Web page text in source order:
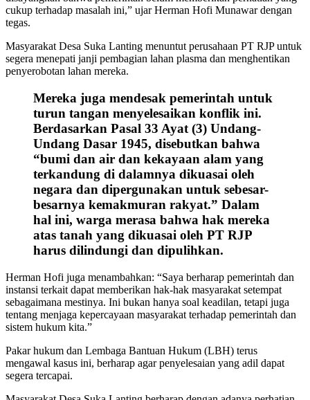
cukup terhadap masalah ini,” ujar Herman Hofi Munawar dengan
tegas.
Masyarakat Desa Suka Lanting menuntut perusahaan PT RJP untuk
segera menepati janji pembagian lahan plasma dan menghentikan
penyerobotan lahan mereka.
Mereka juga mendesak pemerintah untuk
turun tangan menyelesaikan konflik ini.
Berdasarkan Pasal 33 Ayat (3) Undang-
Undang Dasar 1945, disebutkan bahwa
“bumi dan air dan kekayaan alam yang
terkandung di dalamnya dikuasai oleh
negara dan dipergunakan untuk sebesar-
besarnya kemakmuran rakyat.” Dalam
hal ini, warga merasa bahwa hak mereka
atas tanah yang dikuasai oleh PT RJP
harus dilindungi dan dipulihkan.
Herman Hofi juga menambahkan: “Saya berharap pemerintah dan
instansi terkait dapat memberikan hak-hak masyarakat setempat
sebagaimana mestinya. Ini bukan hanya soal keadilan, tetapi juga
tentang menjaga kepercayaan masyarakat terhadap pemerintah dan
sistem hukum kita.”
Pakar hukum dan Lembaga Bantuan Hukum (LBH) terus
mengawal kasus ini, berharap agar penyelesaian yang adil dapat
segera tercapai.